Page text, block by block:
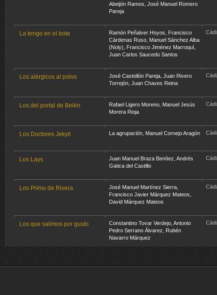
Abeijón Ramos José Manuel Romero
Pareja
La tengo en el bote Ramón Peñalver Hoyos
Francisco
Cárdenas Ruso Manuel Sánchez Alba
(Noly)
Francisco Jiménez Marroquí
Juan Carlos Saucedo Santos
Los alérgicos al polvo José Castellón Pareja Juan Rivero
Torrejón Juan Chaves Reina
Los del portal de Belén Rafael Ligero Moreno Manuel Jesús
Morera Rioja
Los Doctores Jekyll La agrupación, Manuel Cornejo Aragón
Los Lays Juan Manuel Braza Benítez Andrés
Gatica del Castillo
Los Primo de Rivera José Manuel Martínez Sierra
Francisco Javier Márquez Mateos
David Márquez Mateos
Los que salimos por gusto Constantino Tovar Verdejo Antonio
Pedro Serrano Álvarez
Rubén
Navarro Márquez